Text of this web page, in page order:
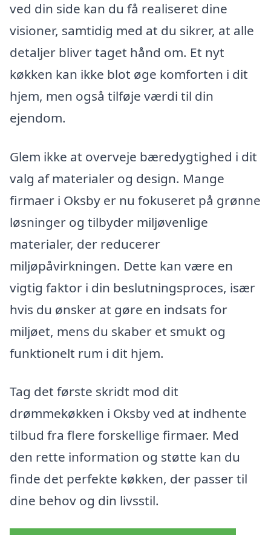
ved din side kan du få realiseret dine
visioner, samtidig med at du sikrer, at alle
detaljer bliver taget hånd om. Et nyt
køkken kan ikke blot øge komforten i dit
hjem, men også tilføje værdi til din
ejendom.
Glem ikke at overveje bæredygtighed i dit
valg af materialer og design. Mange
firmaer i Oksby er nu fokuseret på grønne
løsninger og tilbyder miljøvenlige
materialer, der reducerer
miljøpåvirkningen. Dette kan være en
vigtig faktor i din beslutningsproces, især
hvis du ønsker at gøre en indsats for
miljøet, mens du skaber et smukt og
funktionelt rum i dit hjem.
Tag det første skridt mod dit
drømmekøkken i Oksby ved at indhente
tilbud fra flere forskellige firmaer. Med
den rette information og støtte kan du
finde det perfekte køkken, der passer til
dine behov og din livsstil.